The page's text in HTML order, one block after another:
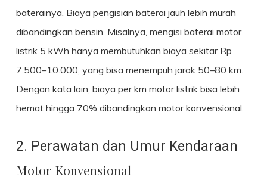
baterainya. Biaya pengisian baterai jauh lebih murah
dibandingkan bensin. Misalnya, mengisi baterai motor
listrik 5 kWh hanya membutuhkan biaya sekitar Rp
7.500–10.000, yang bisa menempuh jarak 50–80 km.
Dengan kata lain, biaya per km motor listrik bisa lebih
hemat hingga 70% dibandingkan motor konvensional.
2. Perawatan dan Umur Kendaraan
Motor Konvensional